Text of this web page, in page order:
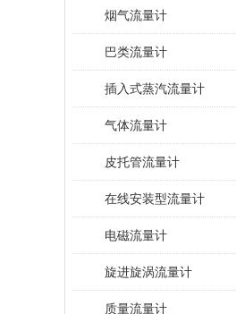
烟气流量计
巴类流量计
插入式蒸汽流量计
气体流量计
皮托管流量计
在线安装型流量计
电磁流量计
旋进旋涡流量计
质量流量计